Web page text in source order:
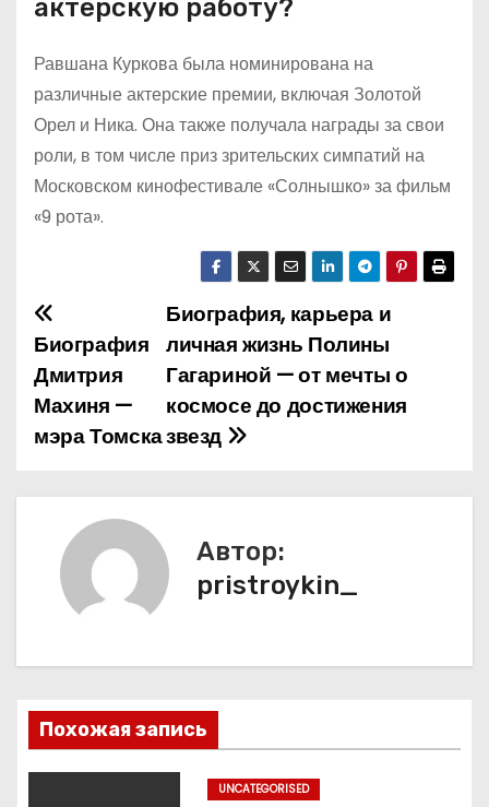
актерскую работу?
Равшана Куркова была номинирована на
различные актерские премии, включая Золотой
Орел и Ника. Она также получала награды за свои
роли, в том числе приз зрительских симпатий на
Московском кинофестивале «Солнышко» за фильм
«9 рота».
Н
а
в
г
п
о
Биография, карьера и
личная жизнь Полины
Гагариной — от мечты о
космосе до достижения
звезд
Биография
Дмитрия
Махиня —
мэра Томска
Автор:
pristroykin_
Похожая запись
UNCATEGORISED